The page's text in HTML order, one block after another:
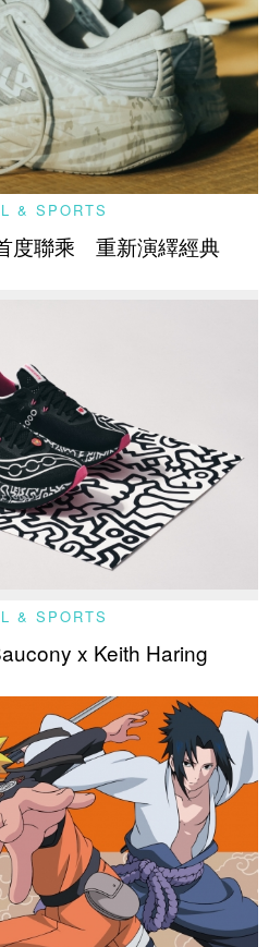
& SPORTS
度聯乘 重新演繹經典
& SPORTS
x Keith Haring